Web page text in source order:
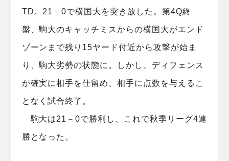
TD。21－0で横国大を突き放した。第4Q終
盤、駒大のキャッチミスからの横国大がエンド
ゾーンまで残り15ヤード付近から攻撃が始ま
り、駒大劣勢の状態に。しかし、ディフェンス
が確実に相手を仕留め、相手に点数を与えるこ
となく試合終了。
駒大は21－0で勝利し、これで秋季リーグ4連
勝となった。